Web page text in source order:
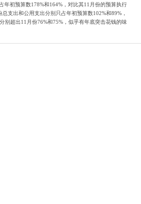
年初预算数178%和164%，对比其11月份的预算执行
支出和公用支出分别只占年初预算数102%和89%，
别超出11月份76%和75%，似乎有年底突击花钱的味